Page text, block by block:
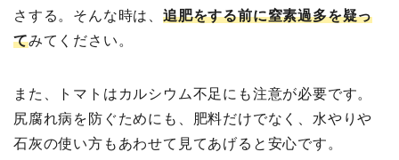
さする。そんな時は、 追肥をする前に窒素過多を疑っ
てみてください。
また、トマトはカルシウム不足にも注意が必要です。
尻腐れ病を防ぐためにも、肥料だけでなく、水やりや
石灰の使い方もあわせて見てあげると安心です。